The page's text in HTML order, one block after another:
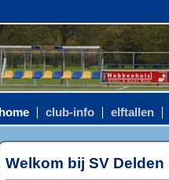
home club-info elftallen
Welkom bij SV Delden